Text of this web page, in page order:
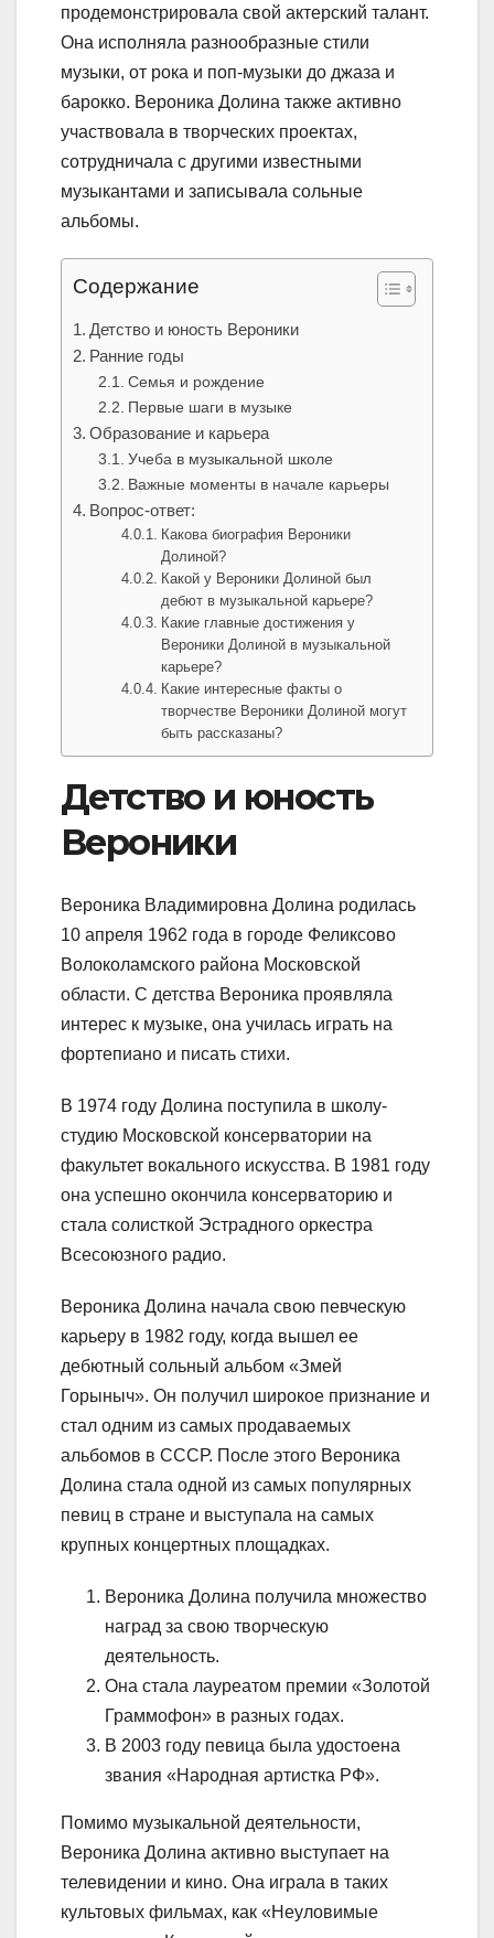
продемонстрировала свой актерский талант.
Она исполняла разнообразные стили
музыки, от рока и поп-музыки до джаза и
барокко. Вероника Долина также активно
участвовала в творческих проектах,
сотрудничала с другими известными
музыкантами и записывала сольные
альбомы.
Содержание
Детство и юность Вероники
Ранние годы
Семья и рождение
Первые шаги в музыке
Образование и карьера
Учеба в музыкальной школе
Важные моменты в начале карьеры
Вопрос-ответ:
Какова биография Вероники
Долиной?
Какой у Вероники Долиной был
дебют в музыкальной карьере?
Какие главные достижения у
Вероники Долиной в музыкальной
карьере?
Какие интересные факты о
творчестве Вероники Долиной могут
быть рассказаны?
Детство и юность
Вероники
Вероника Владимировна Долина родилась
10 апреля 1962 года в городе Феликсово
Волоколамского района Московской
области. С детства Вероника проявляла
интерес к музыке, она училась играть на
фортепиано и писать стихи.
В 1974 году Долина поступила в школу-
студию Московской консерватории на
факультет вокального искусства. В 1981 году
она успешно окончила консерваторию и
стала солисткой Эстрадного оркестра
Всесоюзного радио.
Вероника Долина начала свою певческую
карьеру в 1982 году, когда вышел ее
дебютный сольный альбом «Змей
Горыныч». Он получил широкое признание и
стал одним из самых продаваемых
альбомов в СССР. После этого Вероника
Долина стала одной из самых популярных
певиц в стране и выступала на самых
крупных концертных площадках.
Вероника Долина получила множество
наград за свою творческую
деятельность.
Она стала лауреатом премии «Золотой
Граммофон» в разных годах.
В 2003 году певица была удостоена
звания «Народная артистка РФ».
Помимо музыкальной деятельности,
Вероника Долина активно выступает на
телевидении и кино. Она играла в таких
культовых фильмах, как «Неуловимые